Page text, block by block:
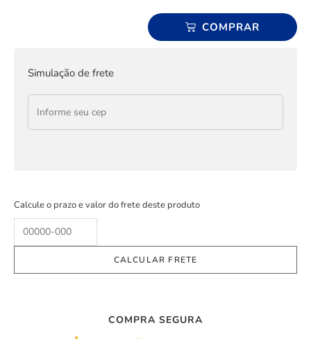
COMPRAR
Simulação de frete
Calcule o prazo e valor do frete deste produto
COMPRA SEGURA